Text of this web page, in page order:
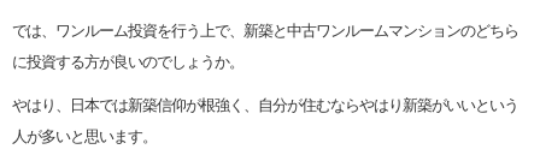
では、ワンルーム投資を行う上で、新築と中古ワンルームマンションのどちら
に投資する方が良いのでしょうか。
やはり、日本では新築信仰が根強く、自分が住むならやはり新築がいいという
人が多いと思います。